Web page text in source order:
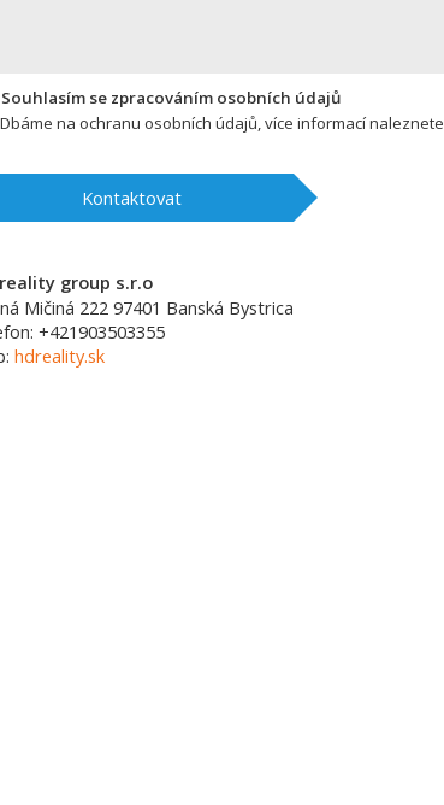
Souhlasím se zpracováním osobních údajů
Dbáme na ochranu osobních údajů, více informací naleznete
Kontaktovat
group s.r.o
Mičiná 222 97401 Banská Bystrica
+421903503355
hdreality.sk